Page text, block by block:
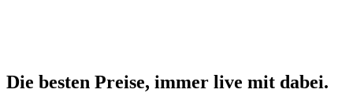
Die besten Preise, immer live mit dabei.